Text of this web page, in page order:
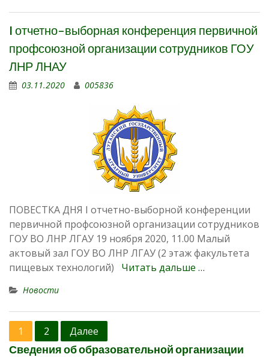
I отчетно-выборная конференция первичной
профсоюзной организации сотрудников ГОУ
ЛНР ЛНАУ
03.11.2020 005836
ПОВЕСТКА ДНЯ I отчетно-выборной конференции
первичной профсоюзной организации сотрудников
ГОУ ВО ЛНР ЛГАУ 19 ноября 2020, 11.00 Малый
актовый зал ГОУ ВО ЛНР ЛГАУ (2 этаж факультета
пищевых технологий) Читать дальше …
Новости
Навигация
по
1 2 Далее
Сведения об образовательной организации